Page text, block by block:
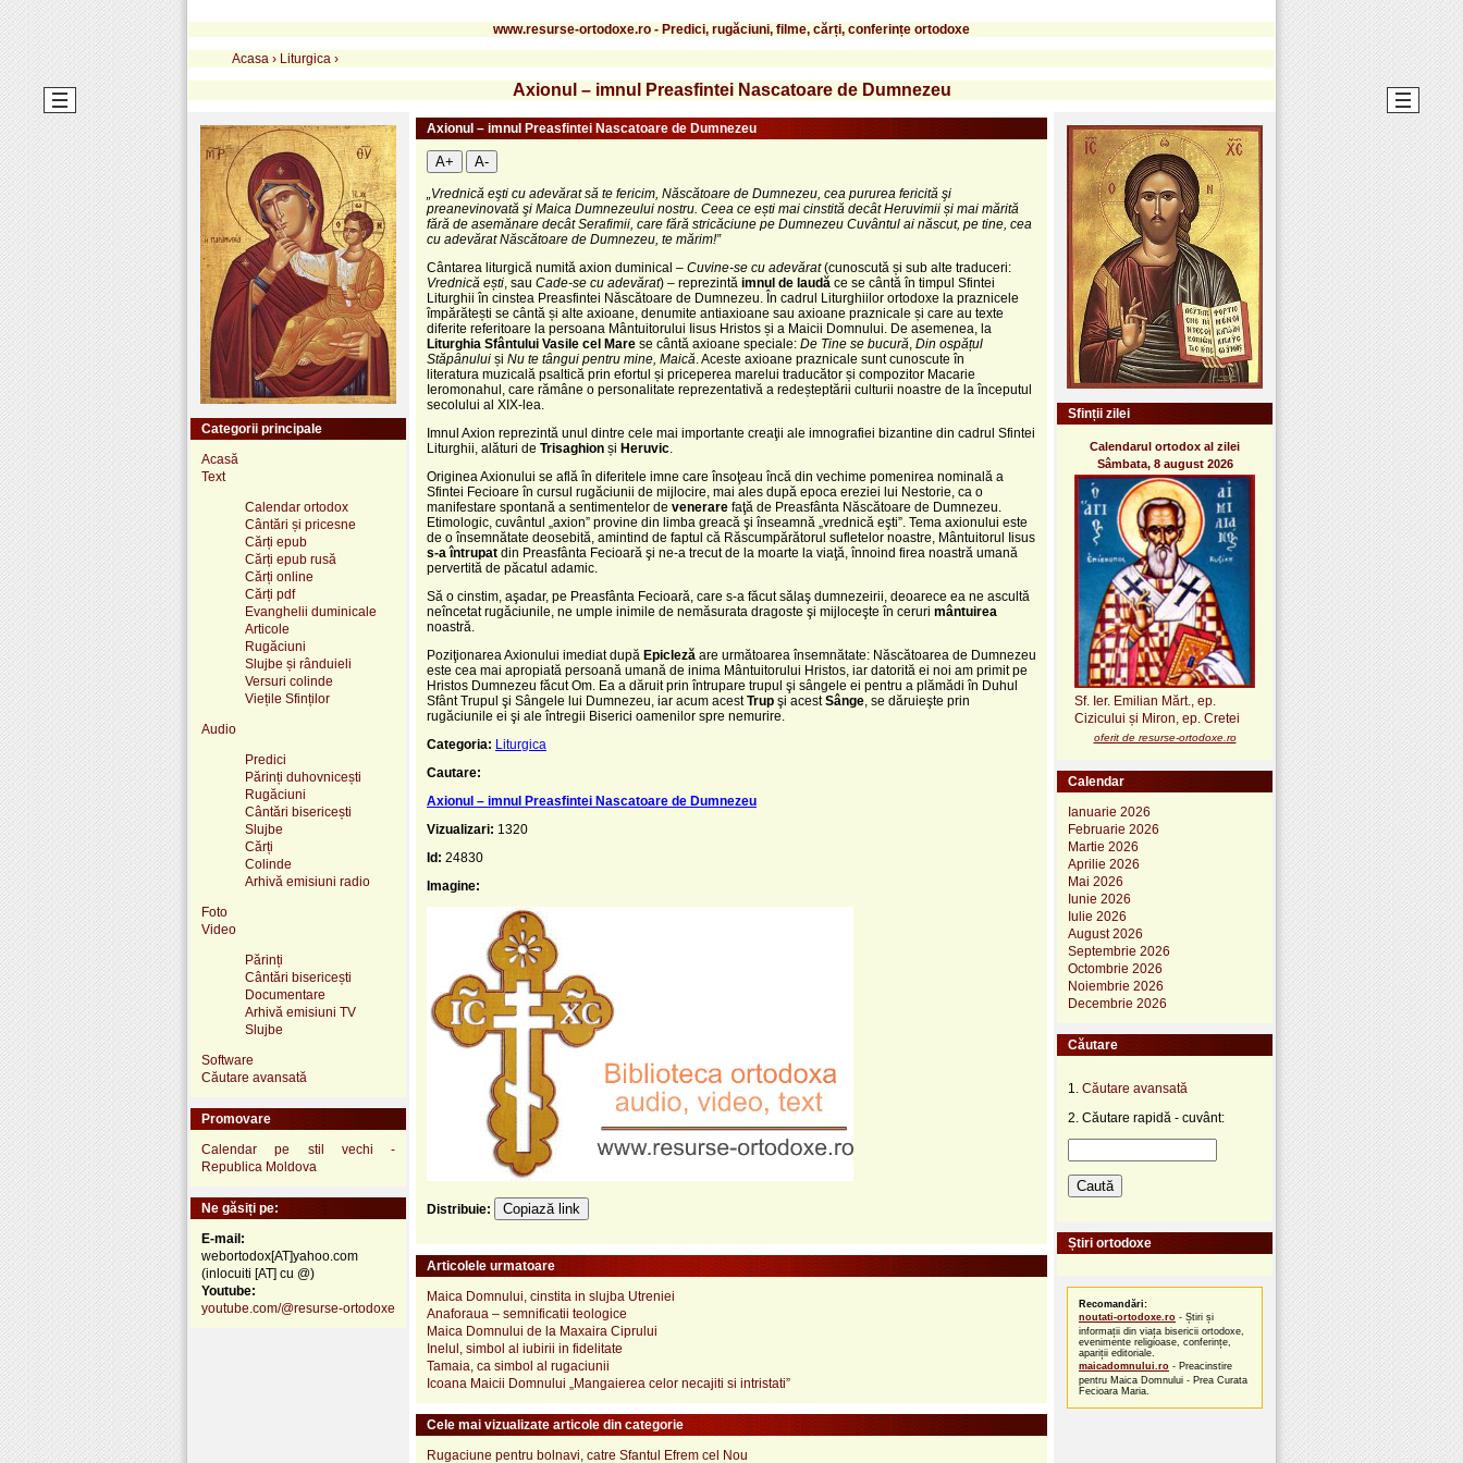
www.resurse-ortodoxe.ro - Predici, rugăciuni, filme, cărți, conferințe ortodoxe
Acasa › Liturgica ›
Axionul – imnul Preasfintei Nascatoare de Dumnezeu
Axionul – imnul Preasfintei Nascatoare de Dumnezeu
A+ A-
„Vrednică eşti cu adevărat să te fericim, Născătoare de Dumnezeu, cea pururea fericită şi
preanevinovată şi Maica Dumnezeului nostru. Ceea ce ești mai cinstită decât Heruvimii și mai mărită
fără de asemănare decât Serafimii, care fără stricăciune pe Dumnezeu Cuvântul ai născut, pe tine, cea
cu adevărat Născătoare de Dumnezeu, te mărim!”
Cântarea liturgică numită axion duminical – Cuvine-se cu adevărat(cunoscută și sub alte traduceri:
Vrednică ești , sau Cade-se cu adevărat) – reprezintă imnul de laudă ce se cântă în timpul Sfintei
Liturghii în cinstea Preasfintei Născătoare de Dumnezeu. În cadrul Liturghiilor ortodoxe la praznicele
împărătești se cântă și alte axioane, denumite antiaxioane sau axioane praznicale și care au texte
diferite referitoare la persoana Mântuitorului Iisus Hristos și a Maicii Domnului. De asemenea, la
Liturghia Sfântului Vasile cel Mare se cântă axioane speciale: De Tine se bucură Din ospățul
Stăpânului și Nu te tângui pentru mine, Maică . Aceste axioane praznicale sunt cunoscute în
literatura muzicală psaltică prin efortul și priceperea marelui traducător și compozitor Macarie
Ieromonahul, care rămâne o personalitate reprezentativă a redeșteptării culturii noastre de la începutul
secolului al XIX-lea.
Imnul Axion reprezintă unul dintre cele mai importante creaţii ale imnografiei bizantine din cadrul Sfintei
Liturghii, alături de Trisaghion și Heruvic
Originea Axionului se află în diferitele imne care însoţeau încă din vechime pomenirea nominală a
Sfintei Fecioare în cursul rugăciunii de mijlocire, mai ales după epoca ereziei lui Nestorie, ca o
manifestare spontană a sentimentelor de venerare faţă de Preasfânta Născătoare de Dumnezeu.
Etimologic, cuvântul „axion” provine din limba greacă şi înseamnă „vrednică eşti”. Tema axionului este
de o însemnătate deosebită, amintind de faptul că Răscumpărătorul sufletelor noastre, Mântuitorul Iisus
s-a întrupat din Preasfânta Fecioară şi ne-a trecut de la moarte la viaţă, înnoind firea noastră umană
pervertită de păcatul adamic.
Să o cinstim, aşadar, pe Preasfânta Fecioară, care s-a făcut sălaş dumnezeirii, deoarece ea ne ascultă
neîncetat rugăciunile, ne umple inimile de nemăsurata dragoste şi mijloceşte în ceruri mântuirea
noastră.
Poziţionarea Axionului imediat după Epicleză are următoarea însemnătate: Născătoarea de Dumnezeu
este cea mai apropiată persoană umană de inima Mântuitorului Hristos, iar datorită ei noi am primit pe
Hristos Dumnezeu făcut Om. Ea a dăruit prin întrupare trupul şi sângele ei pentru a plămădi în Duhul
Sfânt Trupul şi Sângele lui Dumnezeu, iar acum acestTrup şi acestSânge , se dăruieşte prin
rugăciunile ei şi ale întregii Biserici oamenilor spre nemurire.
Categoria: Liturgica
Cautare:
Axionul – imnul Preasfintei Nascatoare de Dumnezeu
Vizualizari: 1320
Id: 24830
Imagine:
Distribuie: Copiază link
Articolele urmatoare
Maica Domnului, cinstita in slujba Utreniei
Anaforaua – semnificatii teologice
Maica Domnului de la Maxaira Ciprului
Inelul, simbol al iubirii in fidelitate
Tamaia, ca simbol al rugaciunii
Icoana Maicii Domnului „Mangaierea celor necajiti si intristati”
Cele mai vizualizate articole din categorie
Rugaciune pentru bolnavi, catre Sfantul Efrem cel Nou
Categorii principale
Acasă
Text
Calendar ortodox
Cântări și pricesne
Cărți epub
Cărți epub rusă
Cărți online
Cărți pdf
Evanghelii duminicale
Articole
Rugăciuni
Slujbe și rânduieli
Versuri colinde
Viețile Sfinților
Audio
Predici
Părinți duhovnicești
Rugăciuni
Cântări bisericești
Slujbe
Cărți
Colinde
Arhivă emisiuni radio
Foto
Video
Părinți
Cântări bisericești
Documentare
Arhivă emisiuni TV
Slujbe
Software
Căutare avansată
Promovare
Calendar pe stil vechi -
Republica Moldova
Ne găsiți pe:
E-mail:
webortodox[AT]yahoo.com
(inlocuiti [AT] cu @)
Youtube:
youtube.com/@resurse-ortodoxe
Sfinții zilei
Calendarul ortodox al zilei
Sâmbata, 8 august 2026
Sf. Ier. Emilian Mărt., ep.
Cizicului și Miron, ep. Cretei
oferit de resurse-ortodoxe.ro
Calendar
Ianuarie 2026
Februarie 2026
Martie 2026
Aprilie 2026
Mai 2026
Iunie 2026
Iulie 2026
August 2026
Septembrie 2026
Octombrie 2026
Noiembrie 2026
Decembrie 2026
Căutare
1. Căutare avansată
2. Căutare rapidă - cuvânt:
Știri ortodoxe
Recomandări:
noutati-ortodoxe.ro - Știri și
informații din viața bisericii ortodoxe,
evenimente religioase, conferințe,
apariții editoriale.
maicadomnului.ro - Preacinstire
pentru Maica Domnului - Prea Curata
Fecioara Maria.